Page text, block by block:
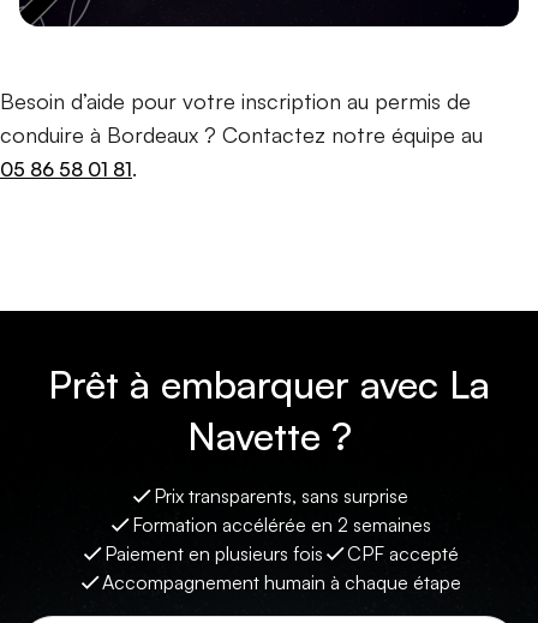
Besoin d’aide pour votre inscription au permis de
conduire à Bordeaux ? Contactez notre équipe au
05 86 58 01 81.
Prêt à embarquer avec La
Navette ?
Prix transparents, sans surprise
Formation accélérée en 2 semaines
Paiement en plusieurs fois
CPF accepté
Accompagnement humain à chaque étape